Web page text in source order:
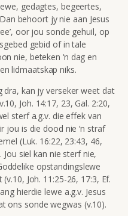
gedagtes, begeertes,
behoort jy nie aan Jesus
oor jou sonde gehuil, op
gebid of in tale
nie, beteken ‘n dag en
lidmaatskap niks.
dra, kan jy verseker weet dat
Joh. 14:17, 23, Gal. 2:20,
sterf a.g.v. die effek van
jou is die dood nie ‘n straf
(Luk. 16:22, 23:43, 46,
Jou siel kan nie sterf nie,
opstandingslewe
Joh. 11:25-26, 17:3, Ef.
hierdie lewe a.g.v. Jesus
ons sonde wegwas (v.10).